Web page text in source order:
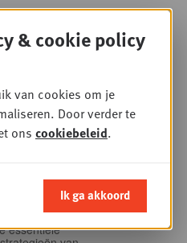
aan de
is geen toeval!
out
niet om het
volledig te
essentiële
& cookie policy
van cookies om je
Door verder te
ons cookiebeleid.
Ik ga akkoord